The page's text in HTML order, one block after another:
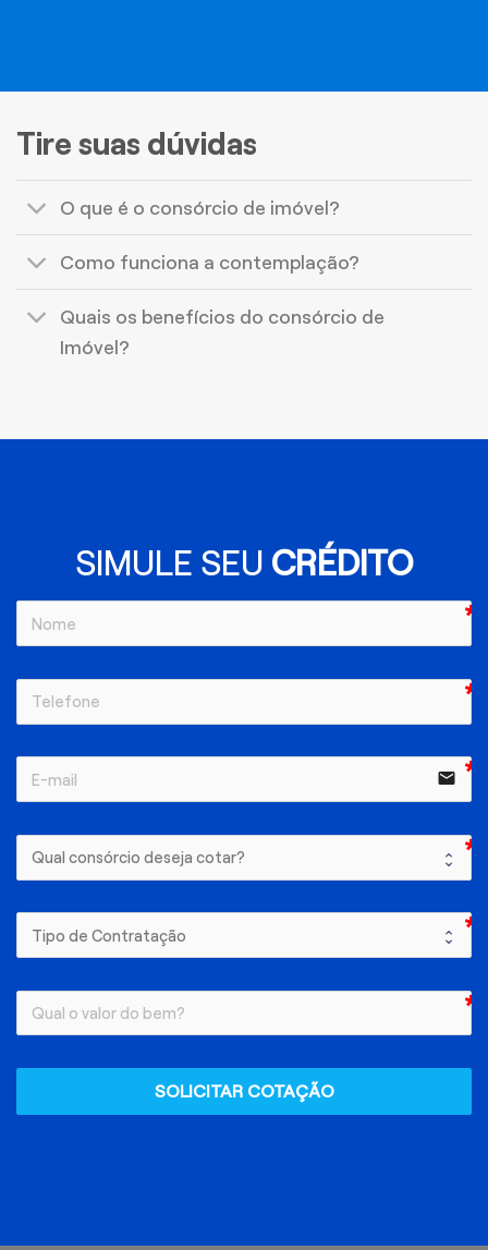
Tire suas dúvidas
O que é o consórcio de imóvel?
Como funciona a contemplação?
Quais os benefícios do consórcio de
Imóvel?
SIMULE SEU CRÉDITO
email
SOLICITAR COTAÇÃO